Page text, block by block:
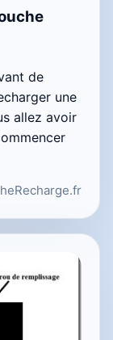
de
une
allez avoir